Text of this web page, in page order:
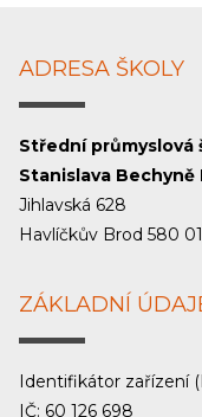
ADRESA ŠKOLY
Střední průmyslová
Stanislava Bechyně
Jihlavská 628
Havlíčkův Brod 580 01
ZÁKLADNÍ
Identifikátor zařízení
IČ: 60 126 698